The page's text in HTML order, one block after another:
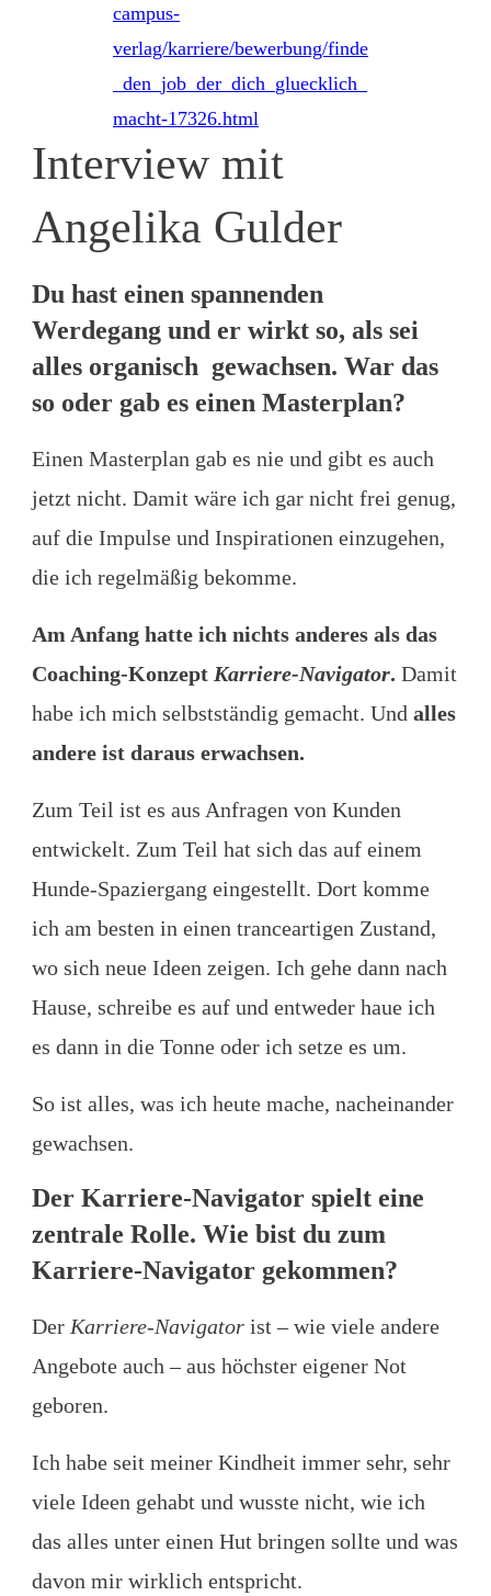
Interview mit
Angelika Gulder
Du hast einen spannenden
Werdegang und er wirkt so, als sei
alles organisch gewachsen. War das
so oder gab es einen Masterplan?
Einen Masterplan gab es nie und gibt es auch
jetzt nicht. Damit wäre ich gar nicht frei genug,
auf die Impulse und Inspirationen einzugehen,
die ich regelmäßig bekomme.
Am Anfang hatte ich nichts anderes als das
Coaching-Konzept Karriere-Navigator. Damit
habe ich mich selbstständig gemacht. Und alles
andere ist daraus erwachsen.
Zum Teil ist es aus Anfragen von Kunden
entwickelt. Zum Teil hat sich das auf einem
Hunde-Spaziergang eingestellt. Dort komme
ich am besten in einen tranceartigen Zustand,
wo sich neue Ideen zeigen. Ich gehe dann nach
Hause, schreibe es auf und entweder haue ich
es dann in die Tonne oder ich setze es um.
So ist alles, was ich heute mache, nacheinander
gewachsen.
Der Karriere-Navigator spielt eine
zentrale Rolle. Wie bist du zum
Karriere-Navigator gekommen?
Der Karriere-Navigator ist – wie viele andere
Angebote auch – aus höchster eigener Not
geboren.
Ich habe seit meiner Kindheit immer sehr, sehr
viele Ideen gehabt und wusste nicht, wie ich
das alles unter einen Hut bringen sollte und was
davon mir wirklich entspricht.